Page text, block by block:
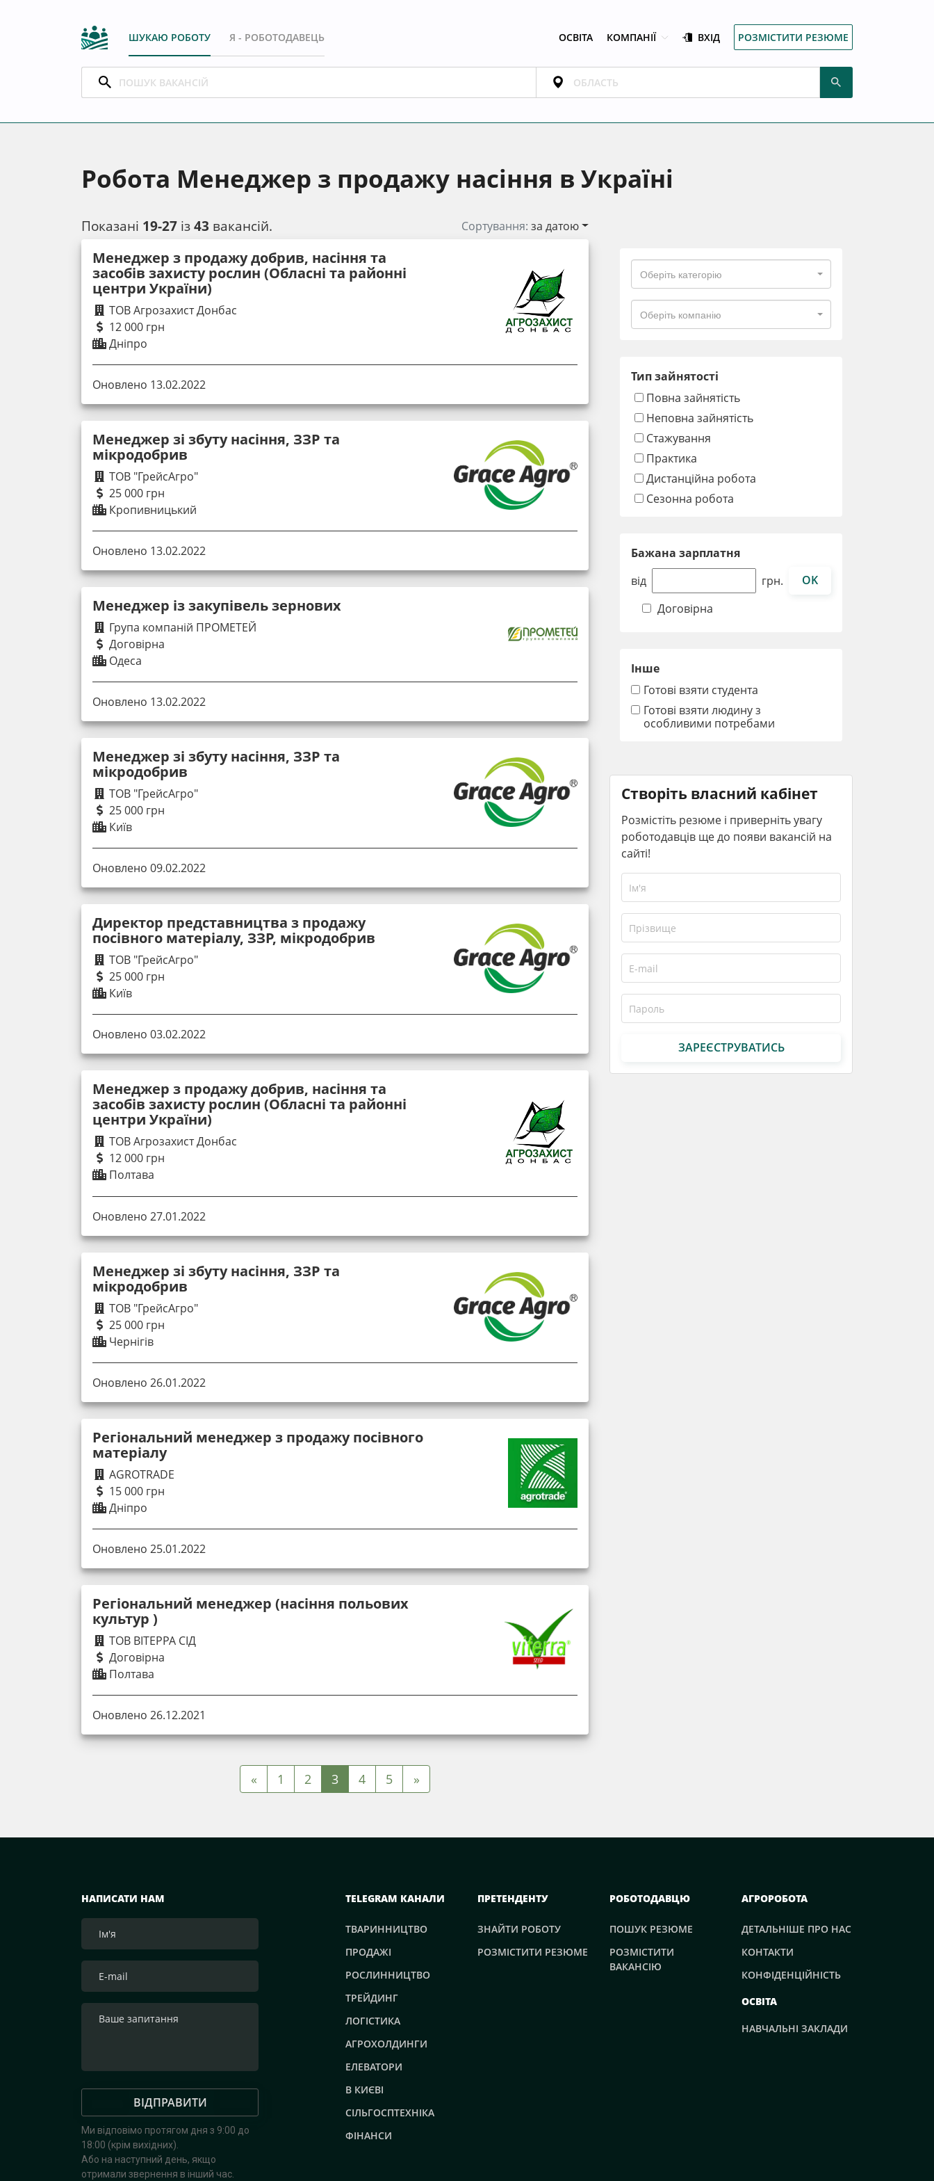
ШУКАЮ РОБОТУ Я - РОБОТОДАВЕЦЬ ОСВІТА КОМПАНІЇ ВХІД РОЗМІСТИТИ РЕЗЮМЕ
Робота Менеджер з продажу насіння в Україні
Показані 19-27 із43 вакансій. Сортування:за датою
Менеджер з продажу добрив, насіння та
засобів захисту рослин (Обласні та районні
центри України)
ТОВ Агрозахист Донбас
12 000 грн
Дніпро
Оновлено 13.02.2022
Менеджер зі збуту насіння, ЗЗР та
мікродобрив
ТОВ "ГрейсАгро"
25 000 грн
Кропивницький
Оновлено 13.02.2022
Менеджер із закупівель зернових
Група компаній ПРОМЕТЕЙ
Договірна
Одеса
Оновлено 13.02.2022
Менеджер зі збуту насіння, ЗЗР та
мікродобрив
ТОВ "ГрейсАгро"
25 000 грн
Київ
Оновлено 09.02.2022
Директор представництва з продажу
посівного матеріалу, ЗЗР, мікродобрив
ТОВ "ГрейсАгро"
25 000 грн
Київ
Оновлено 03.02.2022
Менеджер з продажу добрив, насіння та
засобів захисту рослин (Обласні та районні
центри України)
ТОВ Агрозахист Донбас
12 000 грн
Полтава
Оновлено 27.01.2022
Менеджер зі збуту насіння, ЗЗР та
мікродобрив
ТОВ "ГрейсАгро"
25 000 грн
Чернігів
Оновлено 26.01.2022
Регіональний менеджер з продажу посівного
матеріалу
AGROTRADE
15 000 грн
Дніпро
Оновлено 25.01.2022
Регіональний менеджер (насіння польових
культур )
ТОВ ВІТЕРРА СІД
Договірна
Полтава
Оновлено 26.12.2021
« 1 2 3 4 5 »
Оберіть категорію
Оберіть компанію
Тип зайнятості
Повна зайнятість
Неповна зайнятість
Стажування
Практика
Дистанційна робота
Сезонна робота
Бажана зарплатня
від
грн.
OK
Договірна
Інше
Готові взяти студента
Готові взяти людину з
особливими потребами
Створіть власний кабінет
Розмістіть резюме і приверніть увагу
роботодавців ще до появи вакансій на
сайті!
ЗАРЕЄСТРУВАТИСЬ
НАПИСАТИ НАМ
ВІДПРАВИТИ
Ми відповімо протягом дня з 9:00 до
18:00 (крім вихідних).
Або на наступний день, якщо
отримали звернення в інший час.
TELEGRAM КАНАЛИ
ТВАРИННИЦТВО
ПРОДАЖІ
РОСЛИННИЦТВО
ТРЕЙДИНГ
ЛОГІСТИКА
АГРОХОЛДИНГИ
ЕЛЕВАТОРИ
В КИЄВІ
СІЛЬГОСПТЕХНІКА
ФІНАНСИ
ПРЕТЕНДЕНТУ
ЗНАЙТИ РОБОТУ
РОЗМІСТИТИ РЕЗЮМЕ
РОБОТОДАВЦЮ
ПОШУК РЕЗЮМЕ
РОЗМІСТИТИ
ВАКАНСІЮ
АГРОРОБОТА
ДЕТАЛЬНІШЕ ПРО НАС
КОНТАКТИ
КОНФІДЕНЦІЙНІСТЬ
ОСВІТА
НАВЧАЛЬНІ ЗАКЛАДИ